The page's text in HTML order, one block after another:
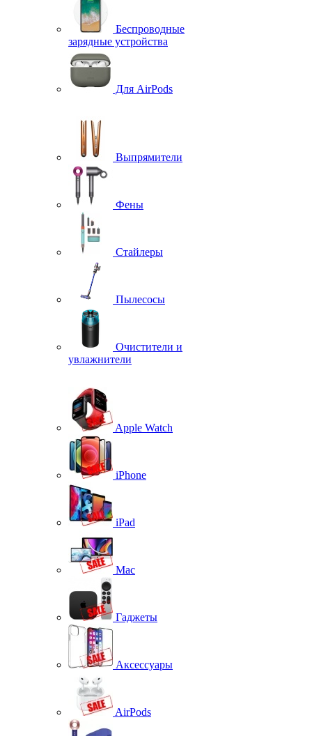
Беспроводные
зарядные устройства
Для AirPods
Выпрямители
Фены
Стайлеры
Пылесосы
Очистители и
увлажнители
Apple Watch
iPhone
iPad
Mac
Гаджеты
Аксессуары
AirPods